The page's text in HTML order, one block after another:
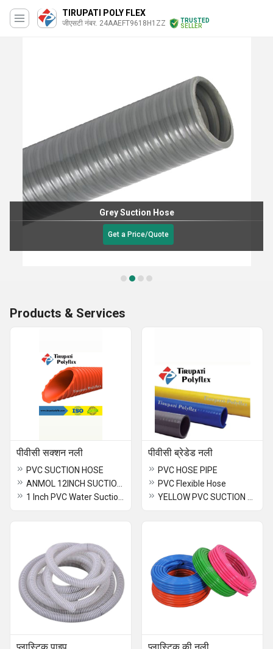
TIRUPATI POLY FLEX
जीएसटी नंबर. 24AAEFT9618H1ZZ
TRUSTED
SELLER
Grey Suction Hose
Get a Price/Quote
Products & Services
पीवीसी सक्शन नली
PVC SUCTION HOSE
पीवीसी ब्रेडेड नली
PVC HOSE PIPE
PVC Flexible Hose